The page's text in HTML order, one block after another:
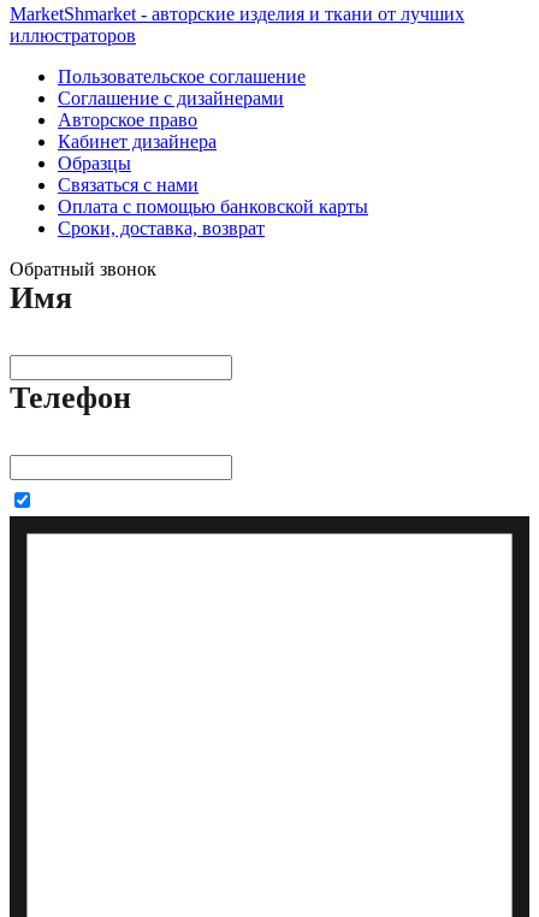
MarketShmarket - авторские изделия и ткани от лучших
иллюстраторов
Пользовательское соглашение
Соглашение с дизайнерами
Авторское право
Кабинет дизайнера
Образцы
Связаться с нами
Оплата с помощью банковской карты
Сроки, доставка, возврат
Обратный звонок
Имя
Телефон